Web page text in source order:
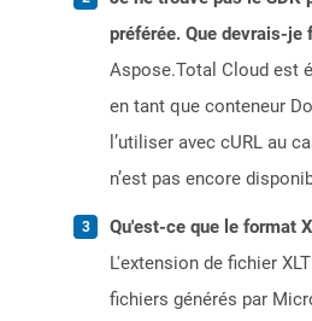
préférée. Que devrais-je
Aspose.Total Cloud est
en tant que conteneur
l’utiliser avec cURL au
n’est pas encore
Qu'est-ce que le format
L'extension de fichier
fichiers générés par